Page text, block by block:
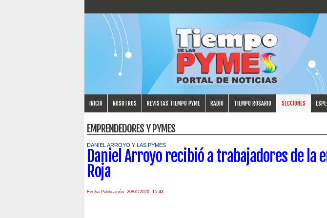
INICIO NOSOTROS REVISTAS TIEMPO PYME RADIO TIEMPO ROSARIO SECCIONES
EMPRENDEDORES Y PYMES
DANIEL ARROYO Y LAS PYMES
Daniel Arroyo recibió a trabajadores de la
Roja
Fecha Publicación: 20/01/2020 15:43